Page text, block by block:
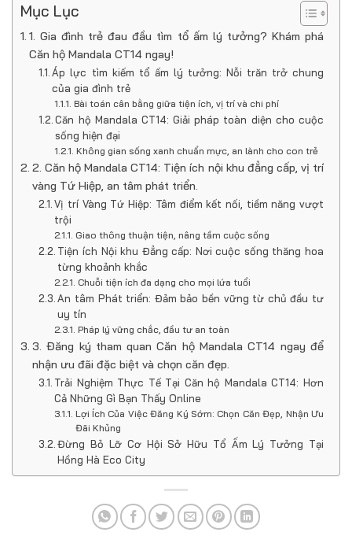
Mục Lục
1. Gia đình trẻ đau đầu tìm tổ ấm lý tưởng? Khám phá
Căn hộ Mandala CT14 ngay!
Áp lực tìm kiếm tổ ấm lý tưởng: Nỗi trăn trở chung
của gia đình trẻ
Bài toán cân bằng giữa tiện ích, vị trí và chi phí
Căn hộ Mandala CT14: Giải pháp toàn diện cho cuộc
sống hiện đại
Không gian sống xanh chuẩn mực, an lành cho con trẻ
2. Căn hộ Mandala CT14: Tiện ích nội khu đẳng cấp, vị trí
vàng Tứ Hiệp, an tâm phát triển.
Vị trí Vàng Tứ Hiệp: Tâm điểm kết nối, tiềm năng vượt
trội
Giao thông thuận tiện, nâng tầm cuộc sống
Tiện ích Nội khu Đẳng cấp: Nơi cuộc sống thăng hoa
từng khoảnh khắc
Chuỗi tiện ích đa dạng cho mọi lứa tuổi
An tâm Phát triển: Đảm bảo bền vững từ chủ đầu tư
uy tín
Pháp lý vững chắc, đầu tư an toàn
3. Đăng ký tham quan Căn hộ Mandala CT14 ngay để
nhận ưu đãi đặc biệt và chọn căn đẹp.
Trải Nghiệm Thực Tế Tại Căn hộ Mandala CT14: Hơn
Cả Những Gì Bạn Thấy Online
Lợi Ích Của Việc Đăng Ký Sớm: Chọn Căn Đẹp, Nhận Ưu
Đãi Khủng
Đừng Bỏ Lỡ Cơ Hội Sở Hữu Tổ Ấm Lý Tưởng Tại
Hồng Hà Eco City